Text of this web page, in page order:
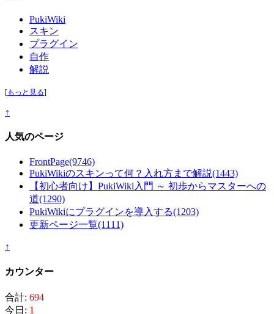
PukiWiki
スキン
プラグイン
自作
解説
[もっと見る]
↑
人気のページ
FrontPage(9746)
PukiWikiのスキンって何？入れ方まで解説(1443)
【初心者向け】PukiWiki入門 ～ 初歩からマスターへの
道(1290)
PukiWikiにプラグインを導入する(1203)
更新ページ一覧(1111)
↑
カウンター
合計: 694
今日: 1